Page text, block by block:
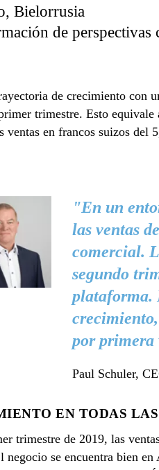
Bielorrusia
de
de crecimiento con
trimestre. Esto
ventas en francos suizos del
"En un
las ventas
comercial.
segundo
plataforma.
por primera
Paul Schuler,
EN TODAS
trimestre de 2019, las
negocio se encuentra bien